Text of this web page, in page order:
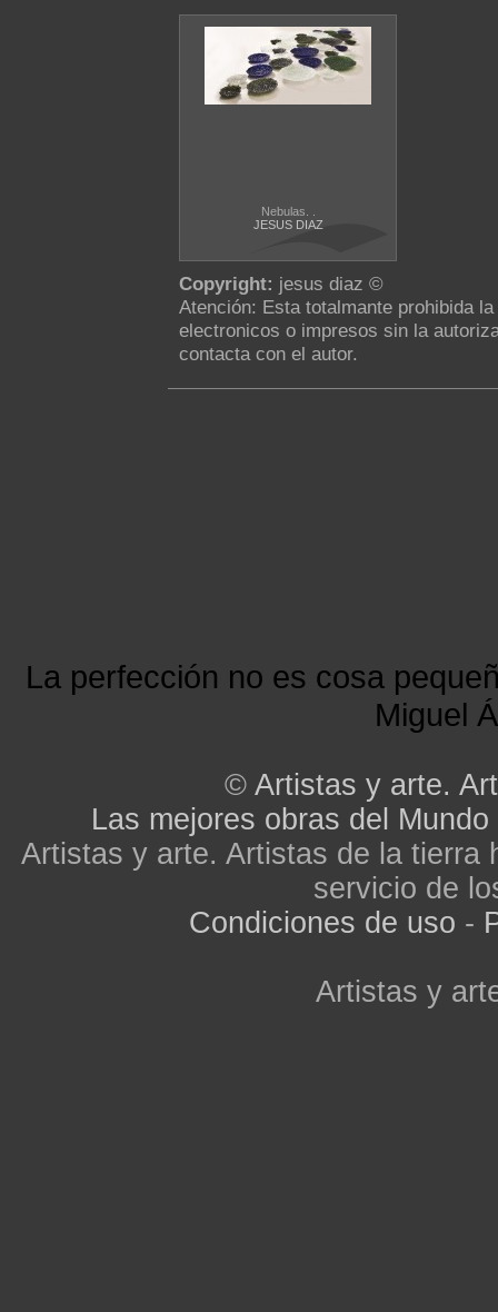
Nebulas. .
JESUS DIAZ
Copyright: jesus diaz ©
Atención: Esta totalmante prohibida
electronicos o impresos sin la
contacta con el autor.
La perfección no es cosa
Miguel
© Artistas y arte.
Las mejores obras del Mundo
Artistas y arte. Artistas de la tierra
servicio de
Condiciones de uso -
Artistas y